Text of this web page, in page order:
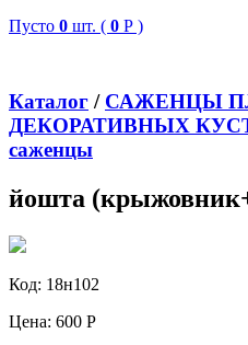
Пусто 0 шт. ( 0 Р )
Каталог / САЖЕНЦЫ
ДЕКОРАТИВНЫХ
саженцы
йошта
Код: 18н102
Цена: 600 Р